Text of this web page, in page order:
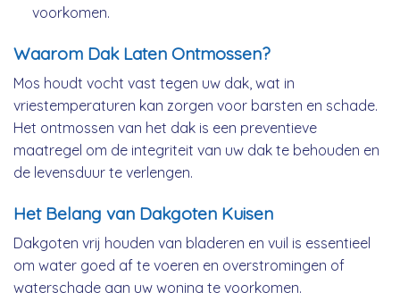
voorkomen.
Waarom Dak Laten Ontmossen?
Mos houdt vocht vast tegen uw dak, wat in
vriestemperaturen kan zorgen voor barsten en schade.
Het ontmossen van het dak is een preventieve
maatregel om de integriteit van uw dak te behouden en
de levensduur te verlengen.
Het Belang van Dakgoten Kuisen
Dakgoten vrij houden van bladeren en vuil is essentieel
om water goed af te voeren en overstromingen of
waterschade aan uw woning te voorkomen.